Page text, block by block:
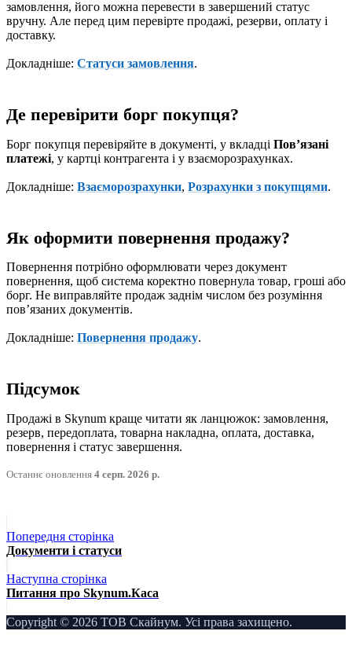
замовлення, його можна перевести в завершений статус
вручну. Але перед цим перевірте продажі, резерви, оплату і
доставку.
Докладніше: Статуси замовлення.
Де перевірити борг покупця?
Борг покупця перевіряйте в документі, у вкладці Повʼязані
платежі, у картці контрагента і у взаєморозрахунках.
Докладніше: Взаєморозрахунки, Розрахунки з покупцями.
Як оформити повернення продажу?
Повернення потрібно оформлювати через документ
повернення, щоб система коректно повернула товар, гроші або
борг. Не виправляйте продаж заднім числом без розуміння
повʼязаних документів.
Докладніше: Повернення продажу.
Підсумок
Продажі в Skynum краще читати як ланцюжок: замовлення,
резерв, передоплата, товарна накладна, оплата, доставка,
повернення і статус завершення.
Останнє оновлення 4 серп. 2026 р.
Попередня сторінка
Документи і статуси
Наступна сторінка
Питання про Skynum.Каса
Copyright © 2026 ТОВ Скайнум. Усі права захищено.